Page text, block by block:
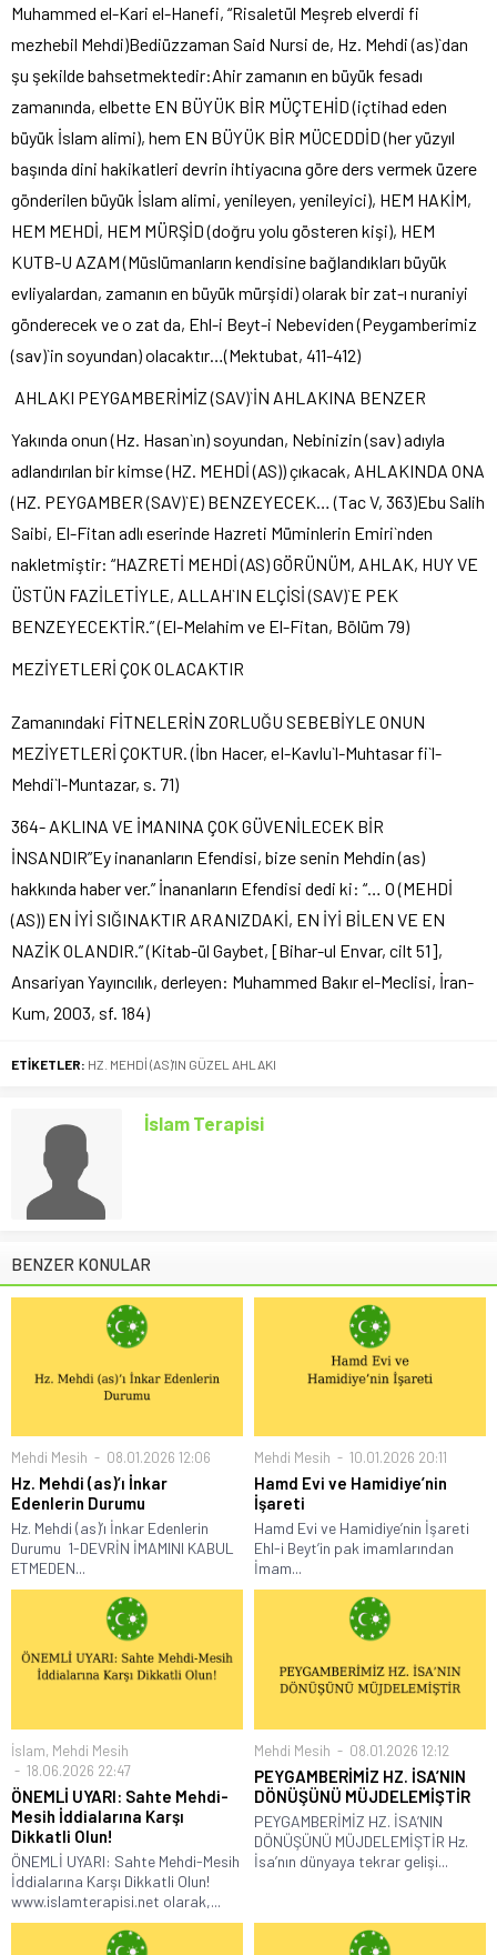
Muhammed el-Kari el-Hanefi, “Risaletül Meşreb elverdi fi
mezhebil Mehdi)Bediüzzaman Said Nursi de, Hz. Mehdi (as)`dan
şu şekilde bahsetmektedir:Ahir zamanın en büyük fesadı
zamanında, elbette EN BÜYÜK BİR MÜÇTEHİD (içtihad eden
büyük İslam alimi), hem EN BÜYÜK BİR MÜCEDDİD (her yüzyıl
başında dini hakikatleri devrin ihtiyacına göre ders vermek üzere
gönderilen büyük İslam alimi, yenileyen, yenileyici), HEM HAKİM,
HEM MEHDİ, HEM MÜRŞİD (doğru yolu gösteren kişi), HEM
KUTB-U AZAM (Müslümanların kendisine bağlandıkları büyük
evliyalardan, zamanın en büyük mürşidi) olarak bir zat-ı nuraniyi
gönderecek ve o zat da, Ehl-i Beyt-i Nebeviden (Peygamberimiz
(sav)`in soyundan) olacaktır…(Mektubat, 411-412)
AHLAKI PEYGAMBERİMİZ (SAV)`İN AHLAKINA BENZER
Yakında onun (Hz. Hasan`ın) soyundan, Nebinizin (sav) adıyla
adlandırılan bir kimse (HZ. MEHDİ (AS)) çıkacak, AHLAKINDA ONA
(HZ. PEYGAMBER (SAV)`E) BENZEYECEK… (Tac V, 363)Ebu Salih
Saibi, El-Fitan adlı eserinde Hazreti Müminlerin Emiri`nden
nakletmiştir: “HAZRETİ MEHDİ (AS) GÖRÜNÜM, AHLAK, HUY VE
ÜSTÜN FAZİLETİYLE, ALLAH`IN ELÇİSİ (SAV)`E PEK
BENZEYECEKTİR.” (El-Melahim ve El-Fitan, Bölüm 79)
MEZİYETLERİ ÇOK OLACAKTIR
Zamanındaki FİTNELERİN ZORLUĞU SEBEBİYLE ONUN
MEZİYETLERİ ÇOKTUR. (İbn Hacer, eI-Kavlu`l-Muhtasar fi`l-
Mehdi`l-Muntazar, s. 71)
364- AKLINA VE İMANINA ÇOK GÜVENİLECEK BİR
İNSANDIR”Ey inananların Efendisi, bize senin Mehdin (as)
hakkında haber ver.” İnananların Efendisi dedi ki: “… O (MEHDİ
(AS)) EN İYİ SIĞINAKTIR ARANIZDAKİ, EN İYİ BİLEN VE EN
NAZİK OLANDIR.” (Kitab-ül Gaybet, [Bihar-ul Envar, cilt 51],
Ansariyan Yayıncılık, derleyen: Muhammed Bakır el-Meclisi, İran-
Kum, 2003, sf. 184)
ETİKETLER: HZ. MEHDİ (AS)'IN GÜZEL AHLAKI
İslam Terapisi
BENZER KONULAR
Mehdi Mesih 08.01.2026 12:06
Hz. Mehdi (as)’ı İnkar
Edenlerin Durumu
Hz. Mehdi (as)’ı İnkar Edenlerin
Durumu 1-DEVRİN İMAMINI KABUL
ETMEDEN...
Mehdi Mesih 10.01.2026 20:11
Hamd Evi ve Hamidiye’nin
İşareti
Hamd Evi ve Hamidiye’nin İşareti
Ehl-i Beyt’in pak imamlarından
İmam...
İslam, Mehdi Mesih
18.06.2026 22:47
ÖNEMLİ UYARI: Sahte Mehdi-
Mesih İddialarına Karşı
Dikkatli Olun!
ÖNEMLİ UYARI: Sahte Mehdi-Mesih
İddialarına Karşı Dikkatli Olun!
www.islamterapisi.net olarak,...
Mehdi Mesih 08.01.2026 12:12
PEYGAMBERİMİZ HZ. İSA’NIN
DÖNÜŞÜNÜ MÜJDELEMİŞTİR
PEYGAMBERİMİZ HZ. İSA’NIN
DÖNÜŞÜNÜ MÜJDELEMİŞTİR Hz.
İsa’nın dünyaya tekrar gelişi...